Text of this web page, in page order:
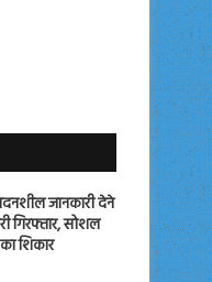
जानकारी देने
गिरफ्तार, सोशल
शिकार